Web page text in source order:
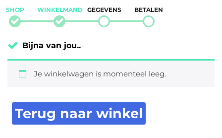
SHOP WINKELMAND GEGEVENS BETALEN
Bijna van jou..
Je winkelwagen is momenteel leeg.
Terug naar winkel